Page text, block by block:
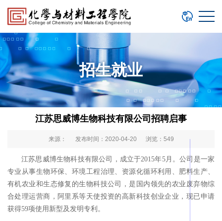
招生就业
江苏思威博生物科技有限公司招聘启事
来源： 发布时间：2020-04-20 浏览： 549
江苏思威博生物科技有限公司，成立于2015年5月。公司是一家
专业从事生物环保、环境工程治理、资源化循环利用、肥料生产、
有机农业和生态修复的生物科技公司，是国内领先的农业废弃物综
合处理运营商，阿里系等天使投资的高新科技创业企业，现已申请
获得59项使用新型及发明专利。